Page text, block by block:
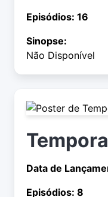
Episódios: 16
Sinopse:
Não Disponível
Data de
Episódios: 8